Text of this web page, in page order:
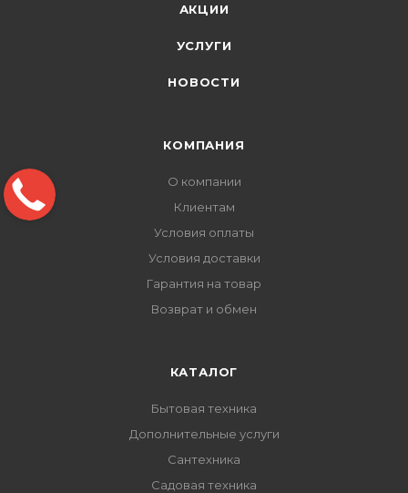
АКЦИИ
УСЛУГИ
НОВОСТИ
КОМПАНИЯ
О компании
Клиентам
Условия оплаты
Условия доставки
Гарантия на товар
Возврат и обмен
КАТАЛОГ
Бытовая техника
Дополнительные услуги
Сантехника
Садовая техника